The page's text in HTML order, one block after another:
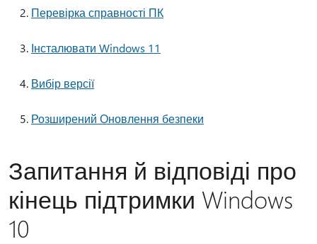
Перевірка справності ПК
Інсталювати Windows 11
Вибір версії
Розширений Оновлення безпеки
Запитання й відповіді про
кінець підтримки Windows
10